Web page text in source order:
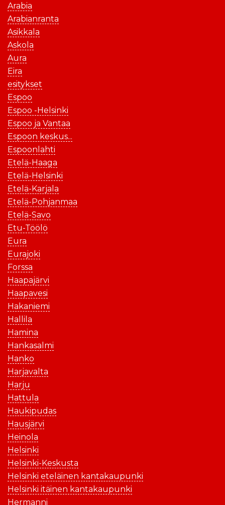
Arabia
Arabianranta
Asikkala
Askola
Aura
Eira
esitykset
Espoo
Espoo -Helsinki
Espoo ja Vantaa
Espoon keskus...
Espoonlahti
Etelä-Haaga
Etelä-Helsinki
Etelä-Karjala
Etelä-Pohjanmaa
Etelä-Savo
Etu-Töölö
Eura
Eurajoki
Forssa
Haapajärvi
Haapavesi
Hakaniemi
Hallila
Hamina
Hankasalmi
Hanko
Harjavalta
Harju
Hattula
Haukipudas
Hausjärvi
Heinola
Helsinki
Helsinki-Keskusta
Helsinki eteläinen kantakaupunki
Helsinki itäinen kantakaupunki
Hermanni